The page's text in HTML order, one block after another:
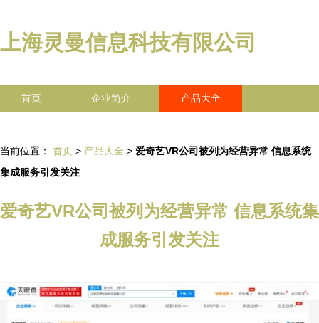
上海灵曼信息科技有限公司
首页 企业简介 产品大全
当前位置： 首页 > 产品大全 > 爱奇艺VR公司被列为经营异常 信息系统
集成服务引发关注
爱奇艺VR公司被列为经营异常 信息系统集
成服务引发关注